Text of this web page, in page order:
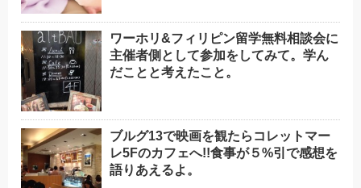
ワーホリ&フィリピン留学無料相談会に
主催者側として参加をしてみて。学ん
だことと考えたこと。
ブルグ13で映画を観たらコレットマー
レ5Fのカフェへ!!食事が５%引で感想を
語りあえるよ。